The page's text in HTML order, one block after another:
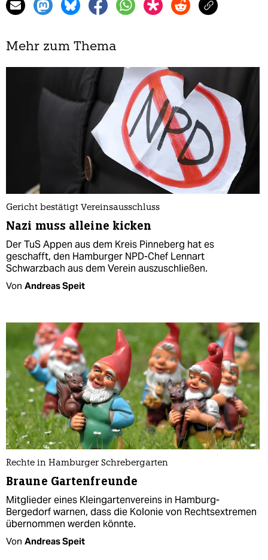
Mehr zum Thema
Gericht bestätigt Vereinsausschluss
Nazi muss alleine kicken
Der TuS Appen aus dem Kreis Pinneberg hat es
geschafft, den Hamburger NPD-Chef Lennart
Schwarzbach aus dem Verein auszuschließen.
Von Andreas Speit
Rechte in Hamburger Schrebergarten
Braune Gartenfreunde
Mitglieder eines Kleingartenvereins in Hamburg-
Bergedorf warnen, dass die Kolonie von Rechtsextremen
übernommen werden könnte.
Von Andreas Speit